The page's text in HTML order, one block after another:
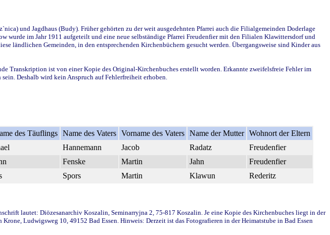
und Jagdhaus (Budy). Früher gehörten zu der weit ausgedehnten Pfarrei auch die Filialgemeinden Doderlage
wurde im Jahr 1911 aufgeteilt und eine neue selbständige Pfarrei Freudenfier mit den Filialen Klawittersdorf und
ländlichen Gemeinden, in den entsprechenden Kirchenbüchern gesucht werden. Übergangsweise sind Kinder aus
Transkription ist von einer Kopie des Original-Kirchenbuches erstellt worden. Erkannte zweifelsfreie Fehler im
Deshalb wird kein Anspruch auf Fehlerfreiheit erhoben.
des Täuflings Name des Vaters Vorname des Vaters Name der Mutter Wohnort der Eltern
Hannemann Jacob Radatz
Freudenfier
Fenske Martin Jahn
Freudenfier
Spors Martin Klawun Rederitz
lautet: Diözesanarchiv Koszalin, Seminarryjna 2, 75-817 Koszalin. Je eine Kopie des Kirchenbuches liegt in der
Ludwigsweg 10, 49152 Bad Essen. Hinweis: Derzeit ist das Fotografieren in der Heimatstube in Bad Essen